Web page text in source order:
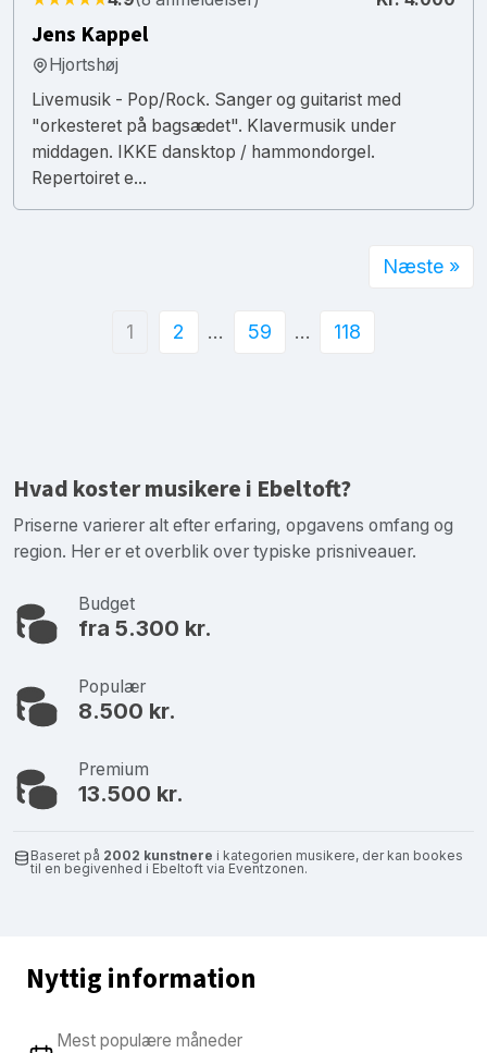
Jens Kappel
Hjortshøj
Livemusik - Pop/Rock. Sanger og guitarist med
"orkesteret på bagsædet". Klavermusik under
middagen. IKKE dansktop / hammondorgel.
Repertoiret e...
1 2 … 59 … 118
Næste »
Hvad koster musikere i Ebeltoft?
Priserne varierer alt efter erfaring, opgavens omfang og
region. Her er et overblik over typiske prisniveauer.
Budget
fra 5.300 kr.
Populær
8.500 kr.
Premium
13.500 kr.
Baseret på 2002 kunstnere i kategorien musikere, der kan bookes
til en begivenhed i Ebeltoft via Eventzonen.
Nyttig information
Mest populære måneder